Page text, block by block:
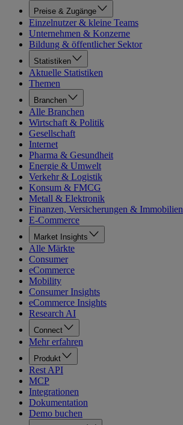
Preise & Zugänge
Einzelnutzer & kleine Teams
Unternehmen & Konzerne
Bildung & öffentlicher Sektor
Statistiken
Aktuelle Statistiken
Themen
Branchen
Alle Branchen
Wirtschaft & Politik
Gesellschaft
Internet
Pharma & Gesundheit
Energie & Umwelt
Verkehr & Logistik
Konsum & FMCG
Metall & Elektronik
Finanzen, Versicherungen & Immobilien
E-Commerce
Market Insights
Alle Märkte
Consumer
eCommerce
Mobility
Consumer Insights
eCommerce Insights
Research AI
Connect
Mehr erfahren
Produkt
Rest API
MCP
Integrationen
Dokumentation
Demo buchen